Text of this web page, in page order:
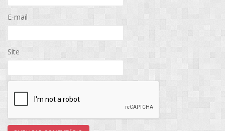
E-mail
Site